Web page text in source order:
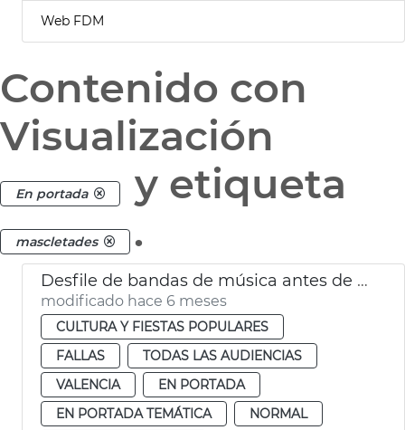
Web FDM
Contenido con
Visualización
En portada y etiqueta
mascletades .
Desfile de bandas de música antes de las mascletades València
modificado hace 6 meses
CULTURA Y FIESTAS POPULARES
FALLAS
TODAS LAS AUDIENCIAS
VALENCIA
EN PORTADA
EN PORTADA TEMÁTICA
NORMAL